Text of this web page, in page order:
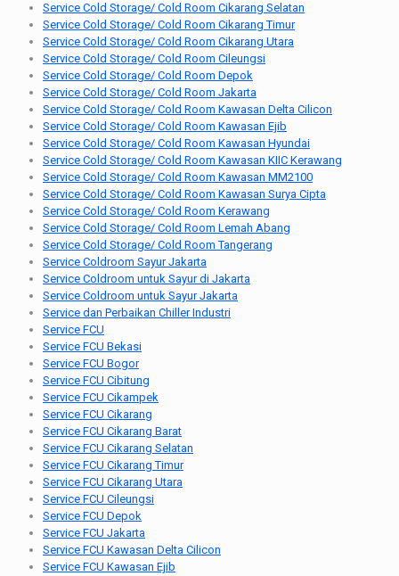
Service Cold Storage/ Cold Room Cikarang Selatan
Service Cold Storage/ Cold Room Cikarang Timur
Service Cold Storage/ Cold Room Cikarang Utara
Service Cold Storage/ Cold Room Cileungsi
Service Cold Storage/ Cold Room Depok
Service Cold Storage/ Cold Room Jakarta
Service Cold Storage/ Cold Room Kawasan Delta Cilicon
Service Cold Storage/ Cold Room Kawasan Ejib
Service Cold Storage/ Cold Room Kawasan Hyundai
Service Cold Storage/ Cold Room Kawasan KIIC Kerawang
Service Cold Storage/ Cold Room Kawasan MM2100
Service Cold Storage/ Cold Room Kawasan Surya Cipta
Service Cold Storage/ Cold Room Kerawang
Service Cold Storage/ Cold Room Lemah Abang
Service Cold Storage/ Cold Room Tangerang
Service Coldroom Sayur Jakarta
Service Coldroom untuk Sayur di Jakarta
Service Coldroom untuk Sayur Jakarta
Service dan Perbaikan Chiller Industri
Service FCU
Service FCU Bekasi
Service FCU Bogor
Service FCU Cibitung
Service FCU Cikampek
Service FCU Cikarang
Service FCU Cikarang Barat
Service FCU Cikarang Selatan
Service FCU Cikarang Timur
Service FCU Cikarang Utara
Service FCU Cileungsi
Service FCU Depok
Service FCU Jakarta
Service FCU Kawasan Delta Cilicon
Service FCU Kawasan Ejib